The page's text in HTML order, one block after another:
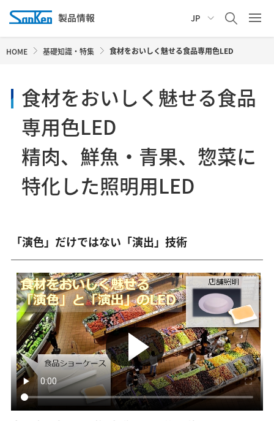
JP
HOME 基礎知識・特集 食材をおいしく魅せる食品専用色LED
食材をおいしく魅せる食品
専用色LED
精肉、鮮魚・青果、惣菜に
特化した照明用LED
「演色」だけではない「演出」技術